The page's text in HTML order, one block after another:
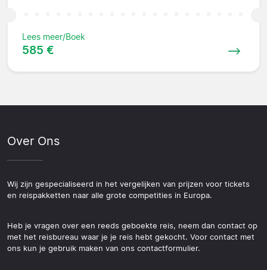
Lees meer/Boek
585 €
Over Ons
Wij zijn gespecialiseerd in het vergelijken van prijzen voor tickets
en reispakketten naar alle grote competities in Europa.
Heb je vragen over een reeds geboekte reis, neem dan contact op
met het reisbureau waar je je reis hebt gekocht. Voor contact met
ons kun je gebruik maken van ons contactformulier.